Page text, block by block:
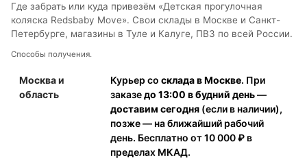
Где забрать или куда привезём «Детская прогулочная
коляска Redsbaby Move». Свои склады в Москве и Санкт-
Петербурге, магазины в Туле и Калуге, ПВЗ по всей России.
Способы получения.
Москва и
область
Курьер со склада в Москве. При
заказедо 13:00 в будний день —
доставим сегодня (если в наличии),
позже — на ближайший рабочий
день. Бесплатно от 10 000 ₽ в
пределах МКАД.